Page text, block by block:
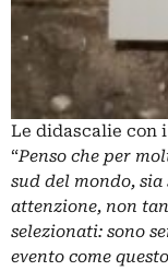
Le didascalie con
“Penso che per
sud del mondo,
attenzione, non
selezionati: sono
evento come